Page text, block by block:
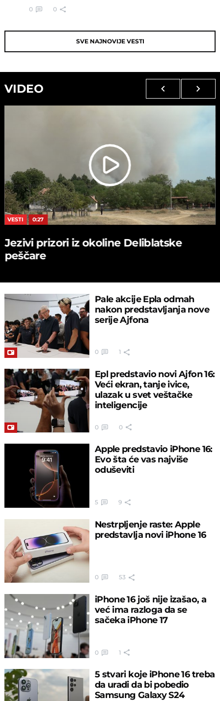
0 0
SVE NAJNOVIJE VESTI
VIDEO
VESTI 0:27
Jezivi prizori iz okoline Deliblatske
peščare
Pale akcije Epla odmah
nakon predstavljanja nove
serije Ajfona
0 1
Epl predstavio novi Ajfon 16:
Veći ekran, tanje ivice,
ulazak u svet veštačke
inteligencije
0 0
Apple predstavio iPhone 16:
Evo šta će vas najviše
oduševiti
5 9
Nestrpljenje raste: Apple
predstavlja novi iPhone 16
0 53
iPhone 16 još nije izašao, a
već ima razloga da se
sačeka iPhone 17
0 1
5 stvari koje iPhone 16 treba
da uradi da bi pobedio
Samsung Galaxy S24